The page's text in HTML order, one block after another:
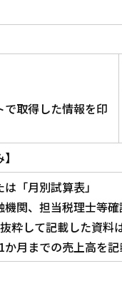
取得した情報を印
「月別試算表」
関、担当税理士等
粋して記載した資料
月までの売上高を